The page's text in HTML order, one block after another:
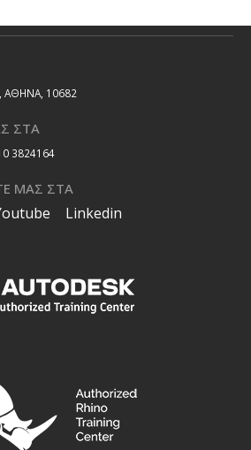
ΑΘΗΝΑ, 10682
ΣΤΑ
3824164
ΜΑΣ ΣΤΑ
Linkedin